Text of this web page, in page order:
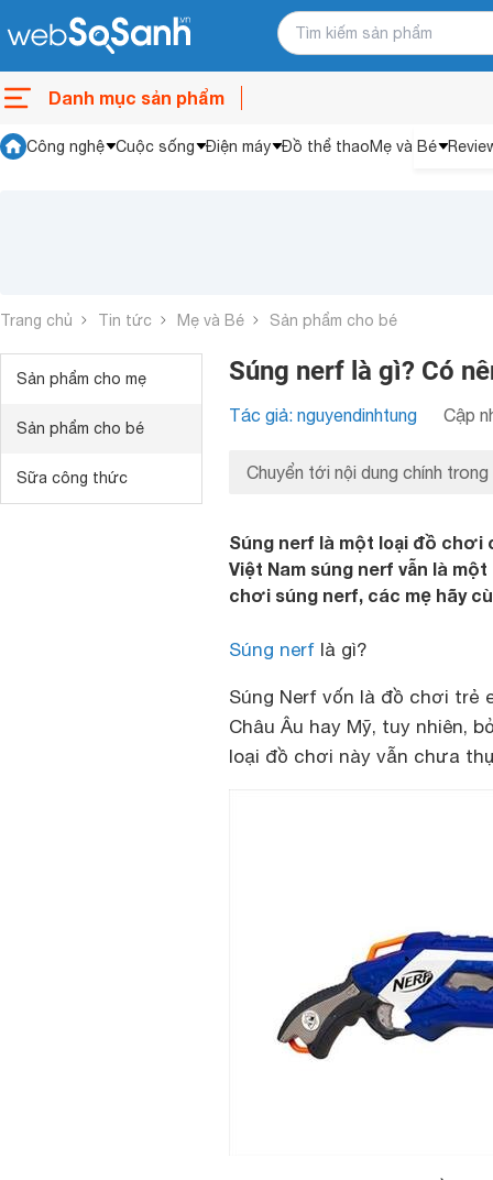
Danh mục sản phẩm
Công nghệ Cuộc sống Điện máy Đồ thể thaoMẹ và Bé
Trang chủ Tin tức Mẹ và Bé Sản phẩm cho bé
Sản phẩm cho mẹ
Sản phẩm cho bé
Sữa công thức
Súng nerf là gì? Có
Tác giả: nguyendinhtung Cập
Chuyển tới nội dung chính trong
Súng nerf là một loại đồ
Việt Nam súng nerf vẫn là
chơi súng nerf, các mẹ hãy
Súng nerf là gì?
Súng Nerf vốn là đồ chơi
Châu Âu hay Mỹ, tuy nhiên,
loại đồ chơi này vẫn chưa